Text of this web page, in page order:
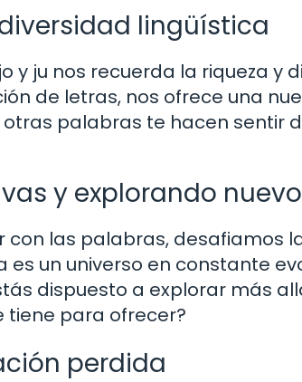
lingüística
y ju nos recuerda la riqueza y
de letras, nos ofrece una
otras palabras te hacen sentir
y explorando
con las palabras, desafiamos
es un universo en constante
dispuesto a explorar más
tiene para ofrecer?
perdida